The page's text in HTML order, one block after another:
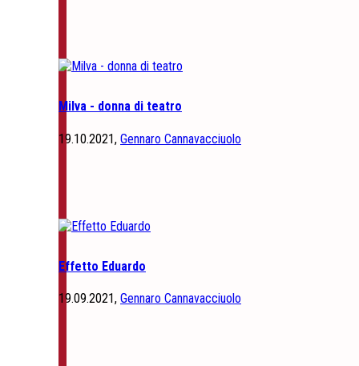
Milva - donna di teatro
19.10.2021, Gennaro Cannavacciuolo
Effetto Eduardo
19.09.2021, Gennaro Cannavacciuolo